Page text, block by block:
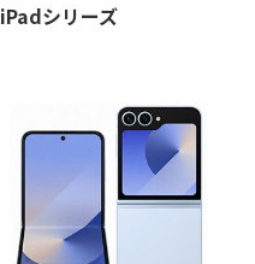
iPadシリーズ